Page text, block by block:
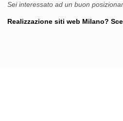
Sei interessato ad un buon
Realizzazione siti web Milano?